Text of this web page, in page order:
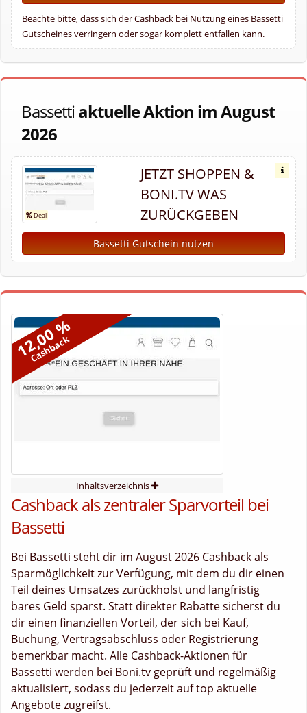
Beachte bitte, dass sich der Cashback bei Nutzung eines Bassetti
Gutscheines verringern oder sogar komplett entfallen kann.
Bassettiaktuelle Aktion im August
2026
JETZT SHOPPEN &
BONI.TV WAS
ZURÜCKGEBEN
Bassetti Gutschein nutzen
12,00 %
Cashback
Inhaltsverzeichnis
Cashback als zentraler Sparvorteil bei
Bassetti
Bei Bassetti steht dir im August 2026 Cashback als
Sparmöglichkeit zur Verfügung, mit dem du dir einen
Teil deines Umsatzes zurückholst und langfristig
bares Geld sparst. Statt direkter Rabatte sicherst du
dir einen finanziellen Vorteil, der sich bei Kauf,
Buchung, Vertragsabschluss oder Registrierung
bemerkbar macht. Alle Cashback-Aktionen für
Bassetti werden bei Boni.tv geprüft und regelmäßig
aktualisiert, sodass du jederzeit auf top aktuelle
Angebote zugreifst.